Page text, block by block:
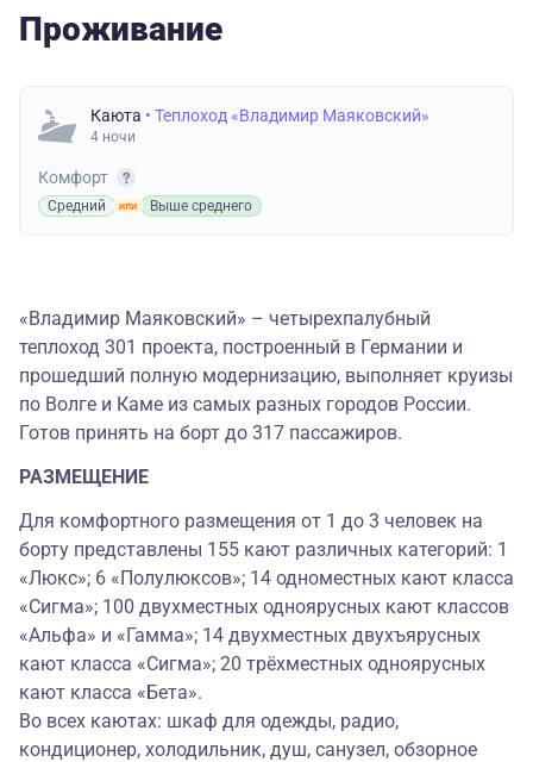
Проживание
Каюта • Теплоход «Владимир Маяковский»
4 ночи
Комфорт
Средний Выше среднего
«Владимир Маяковский» – четырехпалубный
теплоход 301 проекта, построенный в Германии и
прошедший полную модернизацию, выполняет круизы
по Волге и Каме из самых разных городов России.
Готов принять на борт до 317 пассажиров.
РАЗМЕЩЕНИЕ
Для комфортного размещения от 1 до 3 человек на
борту представлены 155 кают различных категорий: 1
«Люкс»; 6 «Полулюксов»; 14 одноместных кают класса
«Сигма»; 100 двухместных одноярусных кают классов
«Альфа» и «Гамма»; 14 двухместных двухъярусных
кают класса «Сигма»; 20 трёхместных одноярусных
кают класса «Бета».
Во всех каютах: шкаф для одежды, радио,
кондиционер, холодильник, душ, санузел, обзорное